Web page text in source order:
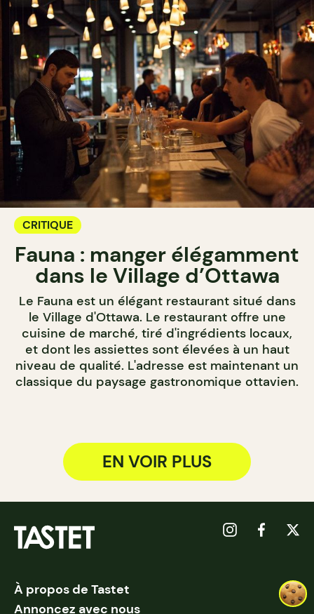
CRITIQUE
Fauna : manger élégamment
dans le Village d’Ottawa
Le Fauna est un élégant restaurant situé dans
le Village d'Ottawa. Le restaurant offre une
cuisine de marché, tiré d'ingrédients locaux,
et dont les assiettes sont élevées à un haut
niveau de qualité. L'adresse est maintenant un
classique du paysage gastronomique ottavien.
EN VOIR PLUS
À propos de Tastet
Annoncez avec nous